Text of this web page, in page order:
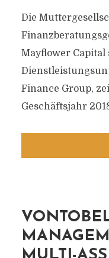
Die
Mayflower Capital
Finance Group,
Geschäftsjahr